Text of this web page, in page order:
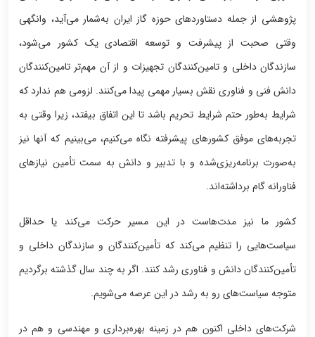
پژوهشی از جمله دستاوردهای حوزه گاز ایران به‌شمار می‌آید، وانگهی
وقتی صحبت از پیشرفت و توسعه اقتصادی یک کشور می‌شود،
سازندگان داخلی و تامین‌کنندگان تجهیزات و از آن مهم‌تر تامین‌کنندگان
دانش فنی و فناوری نقش بسیار مهمی پیدا می‌کنند. لزومی هم ندارد که
شرایط به‌طور حتم شرایط تحریم باشد تا این اتفاق بیفتد، زیرا وقتی به
تجربه‌های موفق کشورهای پیشرفته نگاه می‌کنیم، می‌بینیم که آنها نیز
به‌صورت برنامه‌ریزی‌شده و با تدبیر و دانش به سمت تأمین نیازهای
فناورانه گام برداشته‌اند.
کشور ما نیز مدت‌هاست در این مسیر حرکت می‌کند یا حداقل
سیاست‌هایی را تنظیم می‌کند که تأمین‌کنندگان و سازندگان داخلی و
تأمین‌کنندگان دانش و فناوری رشد کنند. اگر به چند سال گذشته برگردیم
متوجه سیاست‌های رو به رشد در این عرصه می‌شویم.
شرکت‌های داخلی اکنون هم در زمینه بهره‌برداری و مهندسی و هم در